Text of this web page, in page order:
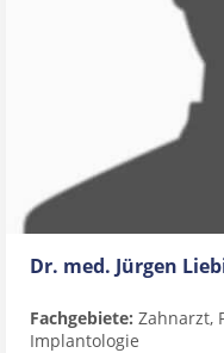
Dr. med. Jürgen
Fachgebiete: Zahnarzt,
Implantologie